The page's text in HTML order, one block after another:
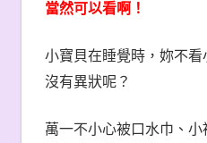
當然可以看啊！
小寶貝在睡覺時，妳不
沒有異狀呢？
萬一不小心被口水巾、